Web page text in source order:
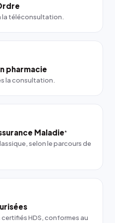
la téléconsultation.
pharmacie
la consultation.
Maladie*
selon le parcours de
HDS, conformes au